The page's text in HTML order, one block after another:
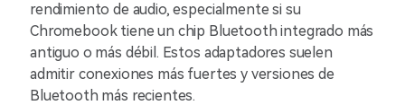
rendimiento de audio, especialmente si su
Chromebook tiene un chip Bluetooth integrado más
antiguo o más débil. Estos adaptadores suelen
admitir conexiones más fuertes y versiones de
Bluetooth más recientes.